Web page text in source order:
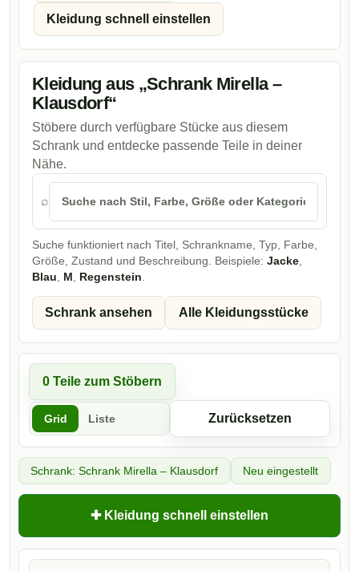
Kleidung aus „Schrank Mirella –
Klausdorf“
Stöbere durch verfügbare Stücke aus diesem
Schrank und entdecke passende Teile in deiner
Nähe.
⌕
Suche funktioniert nach Titel, Schrankname, Typ, Farbe,
Größe, Zustand und Beschreibung. Beispiele: Jacke
Blau
M Regenstein
Schrank ansehen Alle Kleidungsstücke
0 Teile zum Stöbern
Grid Liste Zurücksetzen
Schrank: Schrank Mirella – Klausdorf Neu eingestellt
✚ Kleidung schnell einstellen
Kleidung schnell einstellen